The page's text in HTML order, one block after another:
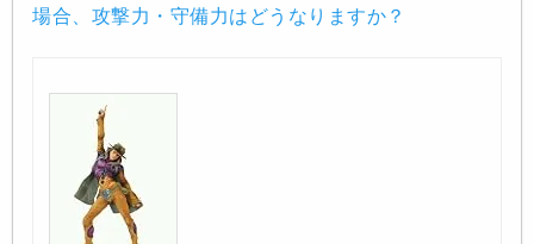
場合、攻撃力・守備力はどうなりますか？